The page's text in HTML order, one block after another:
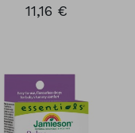
11,16 €